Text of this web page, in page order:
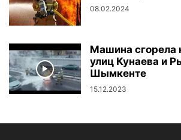
08.02.2024
Машина сгорела
улиц Кунаева и
Шымкенте
15.12.2023